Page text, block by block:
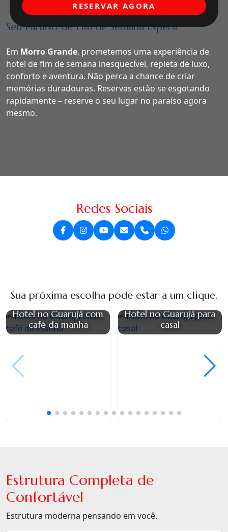
Seu Paraíso de Fim de Semana Espera
Em Morro Grande, prometemos uma experiência de
hotel de fim de semana inesquecível, repleta de luxo,
conforto e aventura. Não perca a chance de criar
memórias duradouras. Reservas estão se esgotando
rapidamente – reserve o seu lugar no paraíso agora
mesmo.
RESERVAR AGORA
Redes Sociais
Sua próxima escolha pode estar a um clique.
Hotel no Guarujá com
café da manhã
Hotel no Guarujá para
casal
Estrutura Completa de
Confortável
Estrutura moderna pensando em você.